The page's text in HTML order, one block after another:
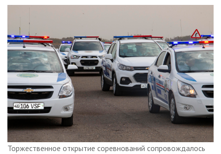
Торжественное открытие соревнований сопровождалось